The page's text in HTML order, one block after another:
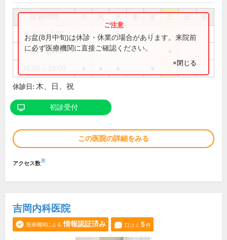
祝
8:30～12:00 ● ● ● ●
8:30～13:00
お盆(8月中旬)は休診・休業の場合があります。来院前
に必ず医療機関に直接ご確認ください。
×閉じる
休診日: 木、日、祝
初診受付
この医院の詳細をみる
アクセス数※
吉岡内科医院
医療機関による 情報認証済み 口コミ 5件